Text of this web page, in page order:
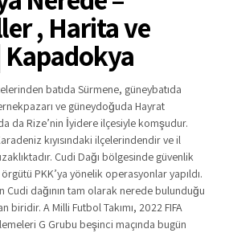
, Harita ve
batıda Sürmene, güneybatıda
ve güneydoğuda Hayrat
da Rize’nin İyidere ilçesiyle komşudur.
kıyısındaki ilçelerindendir ve il
Cudi Dağı bölgesinde güvenlik
PKK’ya yönelik operasyonlar yapıldı.
dağının tam olarak nerede bulunduğu
biridir. A Milli Futbol Takımı, 2022 FIFA
G Grubu beşinci maçında bugün